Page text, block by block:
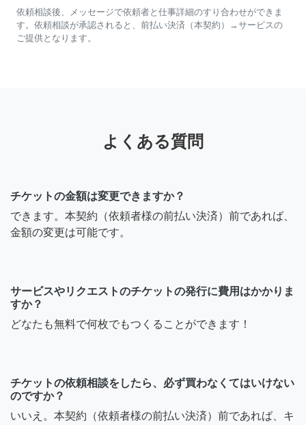
依頼相談後、メッセージで依頼者と仕事詳細のすり合わせができま
す。依頼相談が承認されると、前払い決済（本契約）→サービスの
ご提供となります。
よくある質問
チケットの金額は変更できますか？
できます。本契約（依頼者様の前払い決済）前であれば、
金額の変更は可能です。
サービスやリクエストのチケットの発行に費用はかかりま
すか？
どなたも無料で何枚でもつくることができます！
チケットの依頼相談をしたら、必ず買わなくてはいけない
のですか？
いいえ。本契約（依頼者様の前払い決済）前であれば、キ